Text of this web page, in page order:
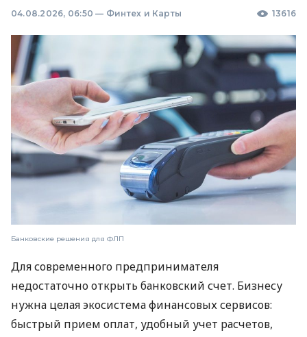
04.08.2026, 06:50 — Финтех и Карты 13616
Банковские решения для ФЛП
Для современного предпринимателя
недостаточно открыть банковский счет. Бизнесу
нужна целая экосистема финансовых сервисов:
быстрый прием оплат, удобный учет расчетов,